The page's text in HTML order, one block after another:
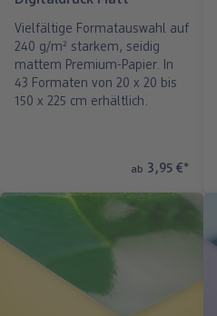
Vielfältige Formatauswahl auf
240 g/m² starkem, seidig
mattem Premium-Papier. In
43 Formaten von 20 x 20 bis
150 x 225 cm erhältlich.
ab 3,95 €*